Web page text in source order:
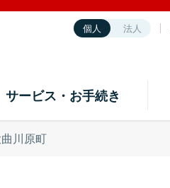
個人 法人
サービス・お手続き
川原町